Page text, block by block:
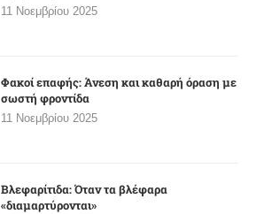
11 Νοεμβρίου 2025
Φακοί επαφής: Άνεση και καθαρή όραση με
σωστή φροντίδα
11 Νοεμβρίου 2025
Βλεφαρίτιδα: Όταν τα βλέφαρα
«διαμαρτύρονται»